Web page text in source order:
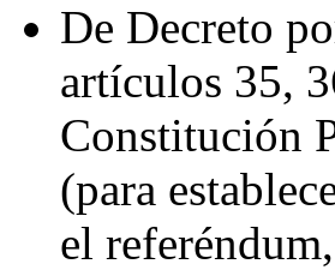
De Decreto
artículos 35,
Constitución
(para
el